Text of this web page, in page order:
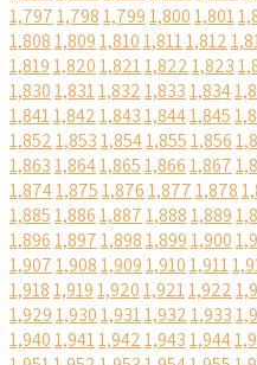
1,7971,7981,7991,8001,801
1,8081,8091,8101,8111,812
1,8191,8201,8211,8221,823
1,8301,8311,8321,8331,834
1,8411,8421,8431,8441,845
1,8521,8531,8541,8551,856
1,8631,8641,8651,8661,867
1,8741,8751,8761,8771,878
1,8851,8861,8871,8881,889
1,8961,8971,8981,8991,900
1,9071,9081,9091,9101,911
1,9181,9191,9201,9211,922
1,9291,9301,9311,9321,933
1,9401,9411,9421,9431,944